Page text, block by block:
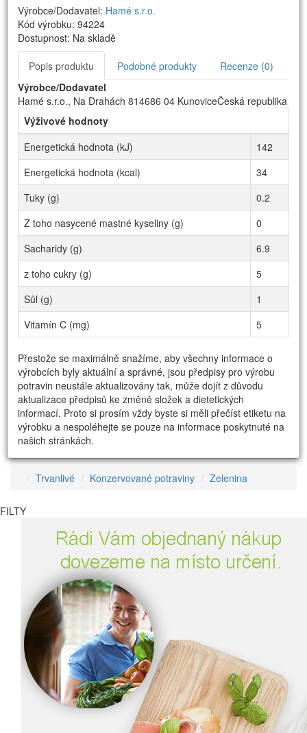
Výrobce/Dodavatel: Hamé s.r.o.
Kód výrobku: 94224
Dostupnost: Na skladě
Popis produktu Podobné produkty
Recenze (0)
Výrobce/Dodavatel
Hamé s.r.o., Na Drahách 814686 04 KunoviceČeská republika
Výživové hodnoty
Energetická hodnota (kJ)
142
Energetická hodnota (kcal)
34
Tuky (g)
0.2
Z toho nasycené mastné kyseliny (g)
0
Sacharidy (g)
6.9
z toho cukry (g)
5
Sůl (g)
1
Vitamín C (mg)
5
Přestože se maximálně snažíme, aby všechny informace o
výrobcích byly aktuální a správné, jsou předpisy pro výrobu
potravin neustále aktualizovány tak, může dojít z důvodu
aktualizace předpisů ke změně složek a dietetických
informací. Proto si prosím vždy byste si měli přečíst etiketu na
výrobku a nespoléhejte se pouze na informace poskytnuté na
našich stránkách.
Trvanlivé Konzervované potraviny Zelenina
FILTY